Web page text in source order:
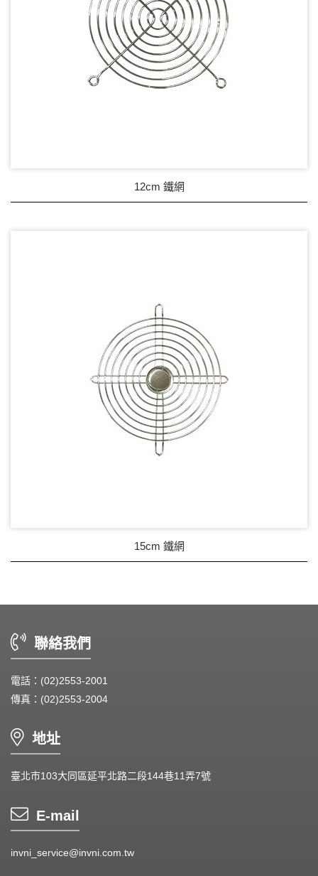
12cm 鐵網
15cm 鐵網
聯絡我們
電話：(02)2553-2001
傳真：(02)2553-2004
地址
臺北市103大同區延平北路二段144巷11弄7號
E-mail
invni_service@invni.com.tw